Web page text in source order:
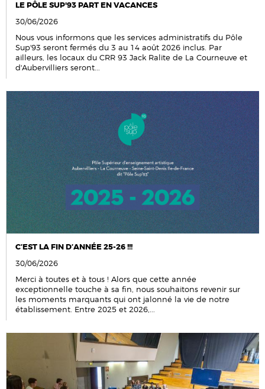
LE PÔLE SUP'93 PART EN VACANCES
30/06/2026
Nous vous informons que les services administratifs du Pôle
Sup'93 seront fermés du 3 au 14 août 2026 inclus. Par
ailleurs, les locaux du CRR 93 Jack Ralite de La Courneuve et
d'Aubervilliers seront...
C’EST LA FIN D’ANNÉE 25-26 !!!
30/06/2026
Merci à toutes et à tous ! Alors que cette année
exceptionnelle touche à sa fin, nous souhaitons revenir sur
les moments marquants qui ont jalonné la vie de notre
établissement. Entre 2025 et 2026,...